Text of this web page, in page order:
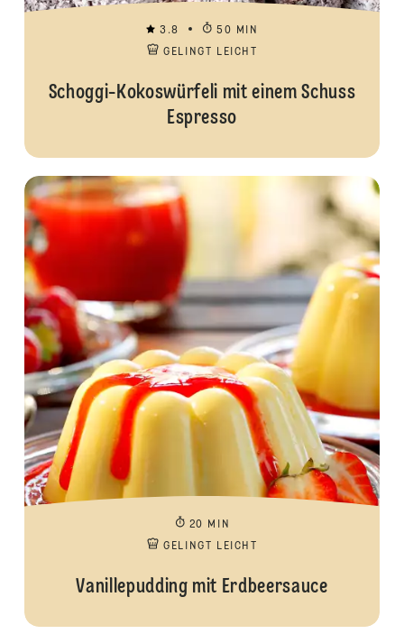
3.8
50 MIN
GELINGT LEICHT
Schoggi-Kokoswürfeli mit einem Schuss
Espresso
20 MIN
GELINGT LEICHT
Vanillepudding mit Erdbeersauce